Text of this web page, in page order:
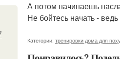
А потом начинаешь
Не бойтесь начать -
Категории: тренировки дома для